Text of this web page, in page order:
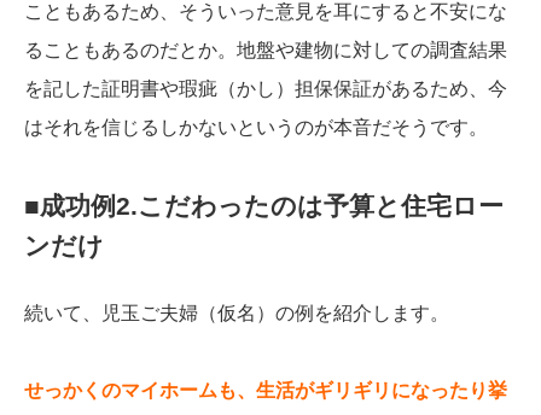
こともあるため、そういった意見を耳にすると不安にな
ることもあるのだとか。地盤や建物に対しての調査結果
を記した証明書や瑕疵（かし）担保保証があるため、今
はそれを信じるしかないというのが本音だそうです。
■成功例2.こだわったのは予算と住宅ロー
ンだけ
続いて、児玉ご夫婦（仮名）の例を紹介します。
せっかくのマイホームも、生活がギリギリになったり挙